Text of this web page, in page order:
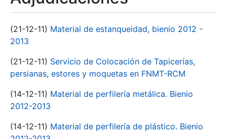
(21-12-11) Material de estanqueidad, bienio 2012 -
2013
(21-12-11) Servicio de Colocación de Tapicerías,
persianas, estores y moquetas en FNMT-RCM
(14-12-11) Material de perfilería metálica. Bienio
2012-2013
(14-12-11) Material de perfilería de plástico. Bienio